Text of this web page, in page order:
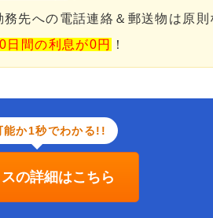
務先への電話連絡＆郵送物は原則
日間の利息が0円
！
能か1秒でわかる!!
の詳細はこちら